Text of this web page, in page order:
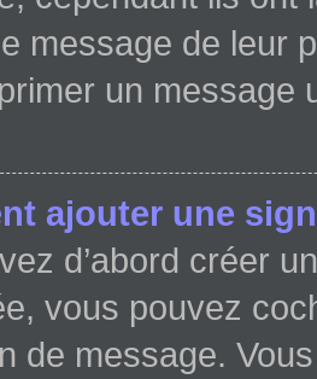
message de leur
un message
ajouter une
d’abord créer
vous pouvez
de message.